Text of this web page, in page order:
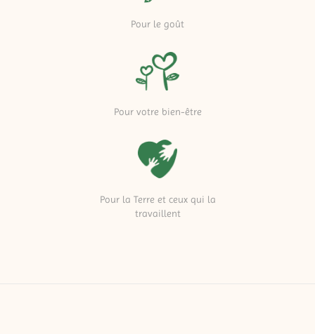
Pour le goût
Pour votre bien-être
Pour la Terre et ceux qui la
travaillent